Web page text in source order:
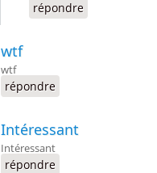
répondre
wtf
wtf
répondre
Intéressant
Intéressant
répondre